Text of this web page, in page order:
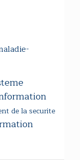
de la securite